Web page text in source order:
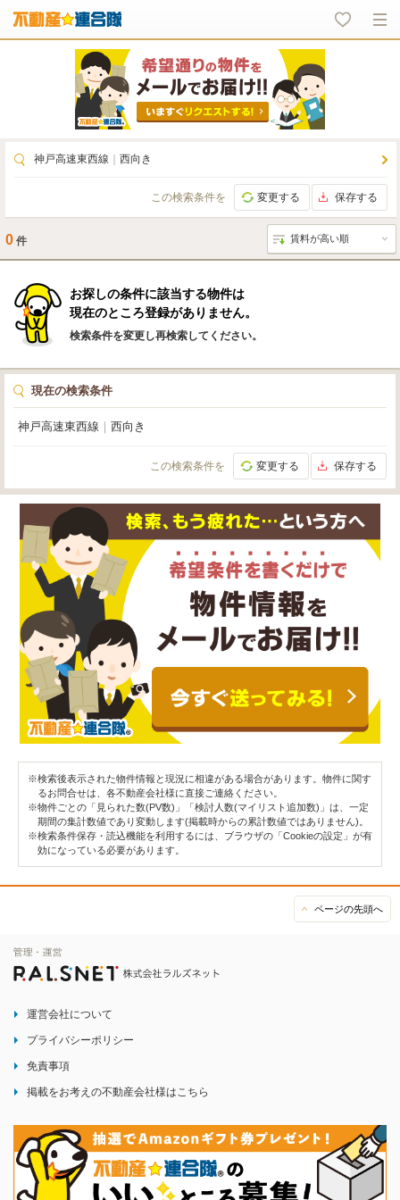
神戸高速東西線 西向き
この検索条件を 変更する 保存する
0 件
お探しの条件に該当する物件は
現在のところ登録がありません。
検索条件を変更し再検索してください。
現在の検索条件
神戸高速東西線 西向き
この検索条件を 変更する 保存する
※検索後表示された物件情報と現況に相違がある場合があります。物件に関す
るお問合せは、各不動産会社様に直接ご連絡ください。
※物件ごとの「見られた数(PV数)」「検討人数(マイリスト追加数)」は、一定
期間の集計数値であり変動します(掲載時からの累計数値ではありません)。
※検索条件保存・読込機能を利用するには、ブラウザの「Cookieの設定」が有
効になっている必要があります。
ページの先頭へ
運営会社について
プライバシーポリシー
免責事項
掲載をお考えの不動産会社様はこちら